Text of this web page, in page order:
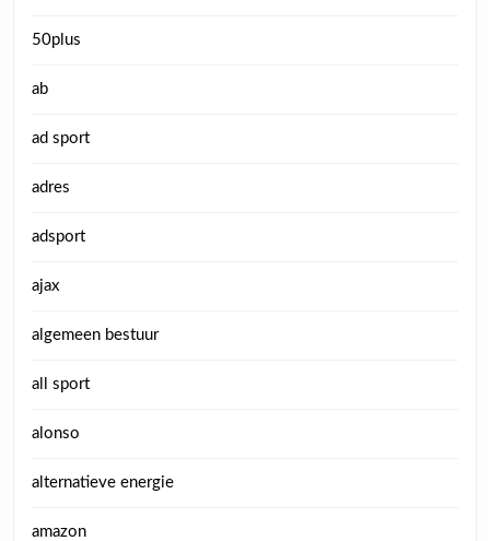
50plus
ab
ad sport
adres
adsport
ajax
algemeen bestuur
all sport
alonso
alternatieve energie
amazon